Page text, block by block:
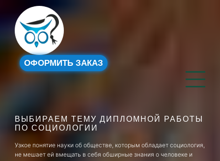
ОФОРМИТЬ ЗАКАЗ
ВЫБИРАЕМ ТЕМУ ДИПЛОМНОЙ РАБОТЫ
ПО СОЦИОЛОГИИ
Узкое понятие науки об обществе, которым обладает социология,
не мешает ей вмещать в себя обширные знания о человеке и